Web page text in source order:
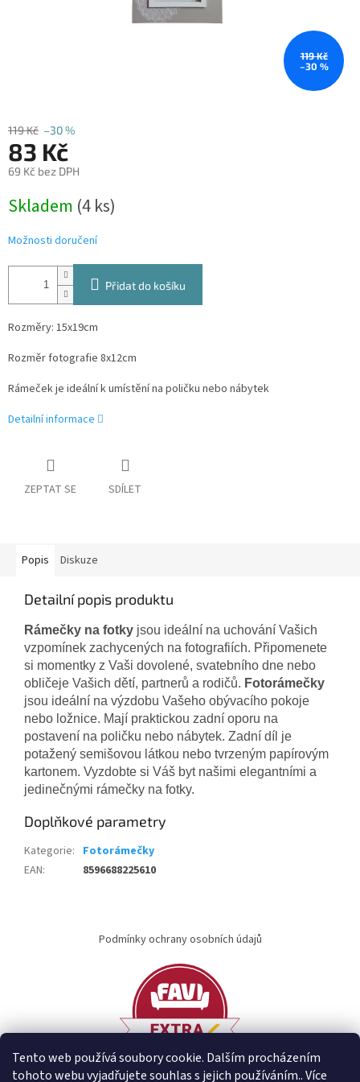
Tento web používá soubory cookie. Dalším procházením
tohoto webu vyjadřujete souhlas s jejich používáním.. Více
119 Kč
–30 %
119 Kč –30 %
83 Kč
69 Kč bez DPH
cena:
Skladem (4 ks)
Možnosti doručení
Přidat do košíku
Rozměry: 15x19cm
Rozměr fotografie 8x12cm
Rámeček je ideální k umístění na poličku nebo nábytek
Detailní informace
ZEPTAT SE SDÍLET
Popis Diskuze
Detailní popis produktu
Rámečky na fotky jsou ideální na uchování Vašich
vzpomínek zachycených na fotografiích. Připomenete
si momentky z Vaši dovolené, svatebního dne nebo
obličeje Vašich dětí, partnerů a rodičů. Fotorámečky
jsou ideální na výzdobu Vašeho obývacího pokoje
nebo ložnice. Mají praktickou zadní oporu na
postavení na poličku nebo nábytek. Zadní díl je
potažený semišovou látkou nebo tvrzeným papírovým
kartonem. Vyzdobte si Váš byt našimi elegantními a
jedinečnými rámečky na fotky.
Doplňkové parametry
Kategorie: Fotorámečky
EAN: 8596688225610
Podmínky ochrany osobních údajů